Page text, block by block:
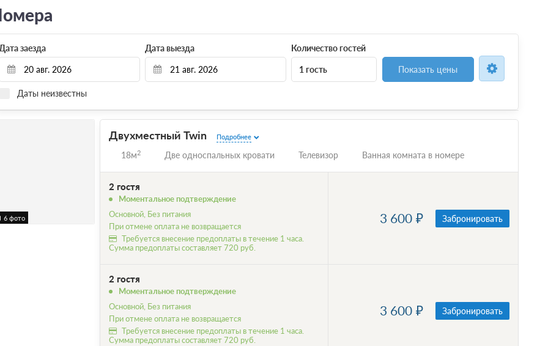
заезда Дата выезда
Даты неизвестны
Количество гостей
1 гость Показать цены
6 фото
Двухместный Twin Подробнее
18м2 Две односпальных кровати Телевизор Ванная комната в номере
2 гостя
Моментальное подтверждение
Основной, Без питания
При отмене оплата не возвращается
Требуется внесение предоплаты в течение 1 часа.
Сумма предоплаты составляет 720 руб.
3 600 Забронировать
2 гостя
Моментальное подтверждение
Основной, Без питания
При отмене оплата не возвращается
Требуется внесение предоплаты в течение 1 часа.
Сумма предоплаты составляет 720 руб.
3 600 Забронировать